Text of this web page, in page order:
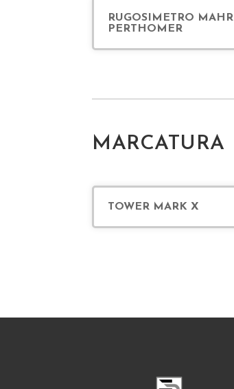
RUGOSIMETRO MAHR
PERTHOMER
MARCATURA
TOWER MARK X